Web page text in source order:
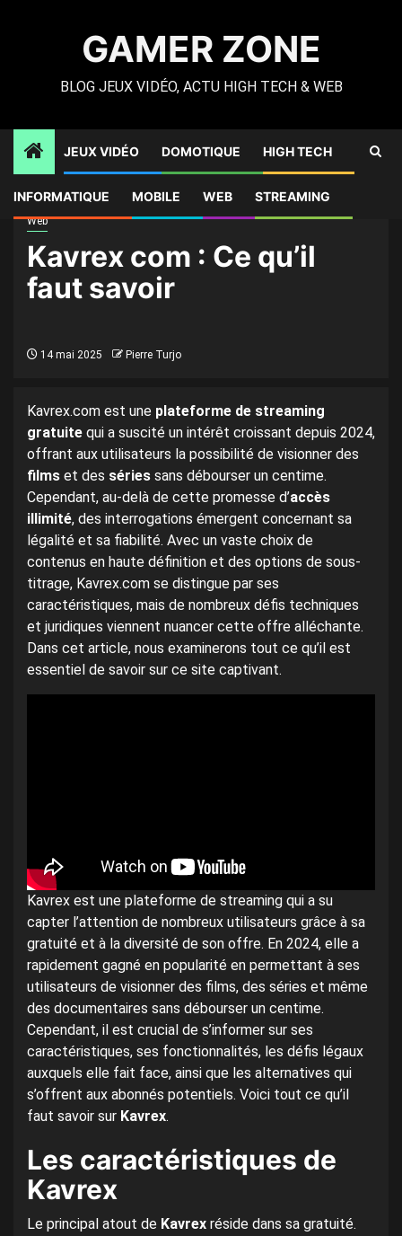
GAMER ZONE
BLOG JEUX VIDÉO, ACTU HIGH TECH & WEB
JEUX VIDÉO DOMOTIQUE HIGH TECH
INFORMATIQUE MOBILE WEB STREAMING
Web
Kavrex com : Ce qu’il
faut savoir
14 mai 2025 Pierre Turjo
Kavrex.com est une plateforme de streaming
gratuite qui a suscité un intérêt croissant depuis 2024,
offrant aux utilisateurs la possibilité de visionner des
films et des séries sans débourser un centime.
Cependant, au-delà de cette promesse d’accès
illimité, des interrogations émergent concernant sa
légalité et sa fiabilité. Avec un vaste choix de
contenus en haute définition et des options de sous-
titrage, Kavrex.com se distingue par ses
caractéristiques, mais de nombreux défis techniques
et juridiques viennent nuancer cette offre alléchante.
Dans cet article, nous examinerons tout ce qu’il est
essentiel de savoir sur ce site captivant.
Kavrex est une plateforme de streaming qui a su
capter l’attention de nombreux utilisateurs grâce à sa
gratuité et à la diversité de son offre. En 2024, elle a
rapidement gagné en popularité en permettant à ses
utilisateurs de visionner des films, des séries et même
des documentaires sans débourser un centime.
Cependant, il est crucial de s’informer sur ses
caractéristiques, ses fonctionnalités, les défis légaux
auxquels elle fait face, ainsi que les alternatives qui
s’offrent aux abonnés potentiels. Voici tout ce qu’il
faut savoir sur Kavrex.
Les caractéristiques de
Kavrex
Le principal atout de Kavrex réside dans sa gratuité.